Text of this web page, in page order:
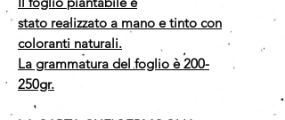
stato realizzato a mano e tinto con
coloranti naturali.
La grammatura del foglio è 200-
250gr.